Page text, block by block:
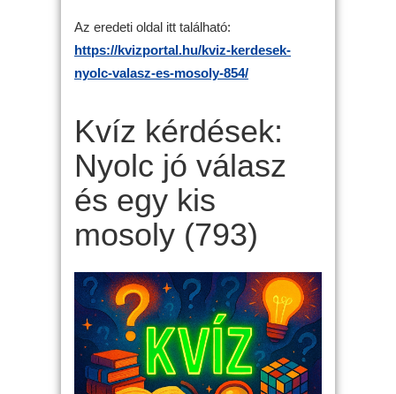
Az eredeti oldal itt található:
https://kvizportal.hu/kviz-kerdesek-
nyolc-valasz-es-mosoly-854/
Kvíz kérdések:
Nyolc jó válasz
és egy kis
mosoly (793)